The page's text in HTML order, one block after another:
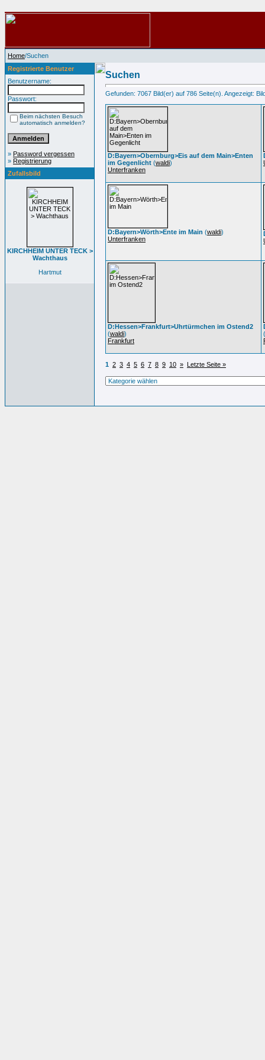
Home/Suchen
Registrierte Benutzer
Benutzername:
Passwort:
Beim nächsten Besuch
automatisch anmelden?
» Password vergessen
» Registrierung
Zufallsbild
KIRCHHEIM UNTER TECK >
Wachthaus
Hartmut
Suchen
Gefunden: 7067 Bild(er) auf 786 Seite(n). Angezeigt:
D:Bayern>Obernburg>Eis auf dem Main>Enten
im Gegenlicht (waldi)
Unterfranken
D:Bayern>Wörth>Ente im Main (waldi)
Unterfranken
D:Hessen>Frankfurt>Uhrtürmchen im Ostend2
(waldi)
Frankfurt
(
1 2 3 4 5 6 7 8 9 10 » Letzte Seite »